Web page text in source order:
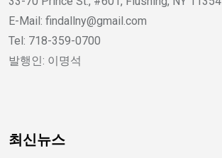
33-70 Prince St., #601, Flushing, NY 11354
E-Mail: findallny@gmail.com
Tel: 718-359-0700
발행인: 이명석
최신뉴스